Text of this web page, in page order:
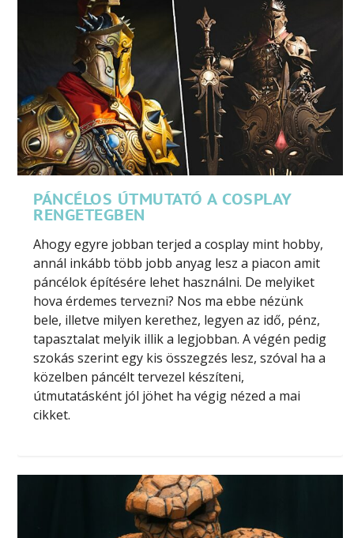
PÁNCÉLOS ÚTMUTATÓ A COSPLAY
RENGETEGBEN
Ahogy egyre jobban terjed a cosplay mint hobby,
annál inkább több jobb anyag lesz a piacon amit
páncélok építésére lehet használni. De melyiket
hova érdemes tervezni? Nos ma ebbe nézünk
bele, illetve milyen kerethez, legyen az idő, pénz,
tapasztalat melyik illik a legjobban. A végén pedig
szokás szerint egy kis összegzés lesz, szóval ha a
közelben páncélt tervezel készíteni,
útmutatásként jól jöhet ha végig nézed a mai
cikket.